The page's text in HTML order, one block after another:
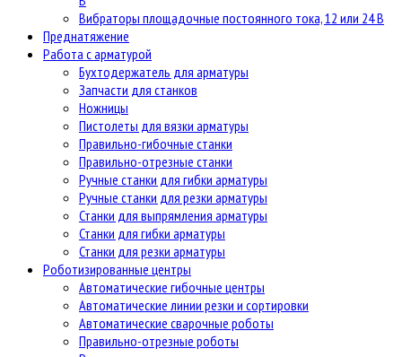
Вибраторы площадочные постоянного тока, 12 или 24 В
Преднатяжение
Работа с арматурой
Бухтодержатель для арматуры
Запчасти для станков
Ножницы
Пистолеты для вязки арматуры
Правильно-гибочные станки
Правильно-отрезные станки
Ручные станки для гибки арматуры
Ручные станки для резки арматуры
Станки для выпрямления арматуры
Станки для гибки арматуры
Станки для резки арматуры
Роботизированные центры
Автоматические гибочные центры
Автоматические линии резки и сортировки
Автоматические сварочные роботы
Правильно-отрезные роботы